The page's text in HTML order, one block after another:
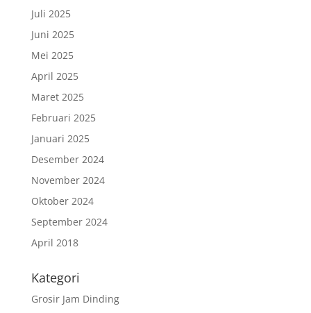
Juli 2025
Juni 2025
Mei 2025
April 2025
Maret 2025
Februari 2025
Januari 2025
Desember 2024
November 2024
Oktober 2024
September 2024
April 2018
Kategori
Grosir Jam Dinding